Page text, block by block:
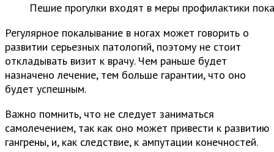
Пешие прогулки входят в меры профилактики
Регулярное покалывание в ногах может говорить о
развитии серьезных патологий, поэтому не стоит
откладывать визит к врачу. Чем раньше будет
назначено лечение, тем больше гарантии, что оно
будет успешным.
Важно помнить, что не следует заниматься
самолечением, так как оно может привести к развитию
гангрены, и, как следствие, к ампутации конечностей.